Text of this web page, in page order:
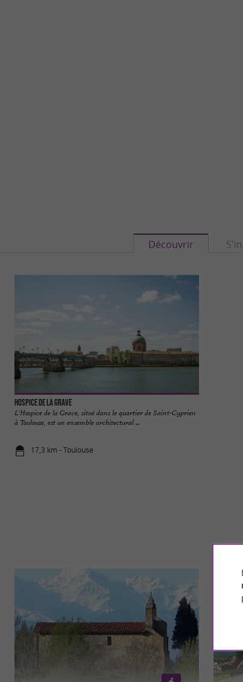
Découvrir
Hospice de la Grave
L'Hospice de la Grave, situé dans le quartier de Saint-Cyprien
à Toulouse, est un ensemble architectural ...
17,3 km - Toulouse